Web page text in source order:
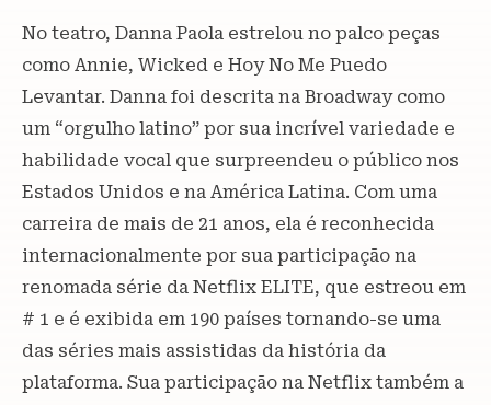
No teatro, Danna Paola estrelou no palco peças
como Annie, Wicked e Hoy No Me Puedo
Levantar. Danna foi descrita na Broadway como
um “orgulho latino” por sua incrível variedade e
habilidade vocal que surpreendeu o público nos
Estados Unidos e na América Latina. Com uma
carreira de mais de 21 anos, ela é reconhecida
internacionalmente por sua participação na
renomada série da Netflix ELITE, que estreou em
# 1 e é exibida em 190 países tornando-se uma
das séries mais assistidas da história da
plataforma. Sua participação na Netflix também a